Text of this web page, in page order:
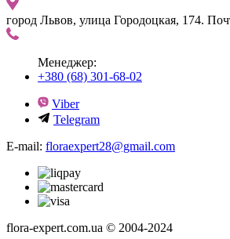
город Львов, улица Городоцкая, 174.
Менеджер:
+380 (68) 301-68-02
Viber
Telegram
E-mail: floraexpert28@gmail.com
flora-expert.com.ua © 2004-2024